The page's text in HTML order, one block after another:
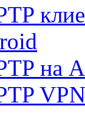
на